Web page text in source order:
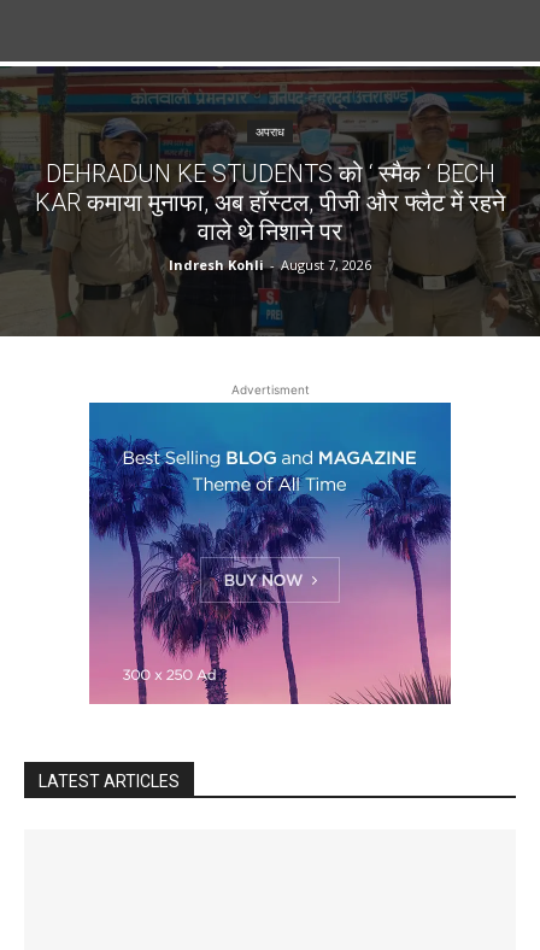
अपराध
DEHRADUN KE STUDENTS को ‘ स्मैक ‘ BECH
KAR कमाया मुनाफा, अब हॉस्टल, पीजी और फ्लैट में रहने
वाले थे निशाने पर
Indresh Kohli - August 7, 2026
Advertisment
LATEST ARTICLES